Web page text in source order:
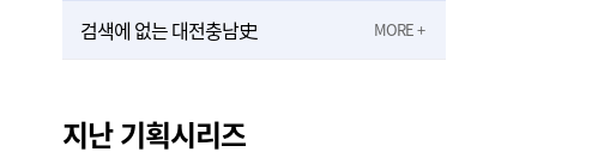
검색에 없는 대전충남史
지난 기획시리즈